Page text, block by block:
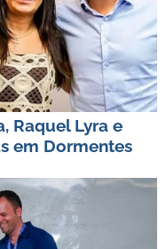
Raquel Lyra e
em Dormentes